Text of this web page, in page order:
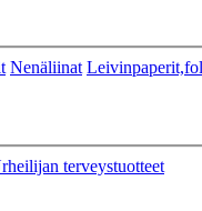
Nenäliinat
terveystuotteet